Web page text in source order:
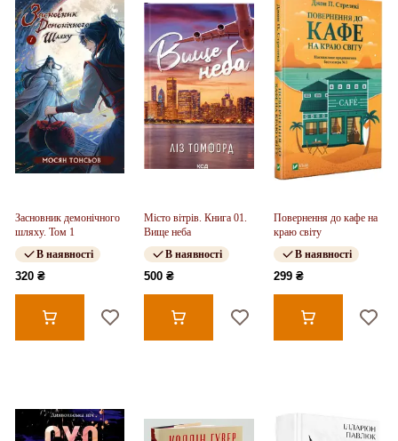
Засновник демонічного
шляху. Том 1
В наявності
320 ₴
Місто вітрів. Книга 01.
Вище неба
В наявності
500 ₴
Повернення до кафе на
краю світу
В наявності
299 ₴